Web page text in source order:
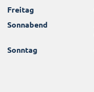
Freitag
Sonnabend
Sonntag